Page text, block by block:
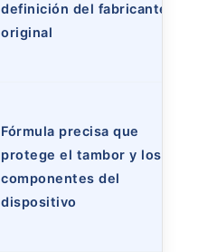
definición del fabricante
original
Fórmula precisa que
protege el tambor y los
componentes del
dispositivo